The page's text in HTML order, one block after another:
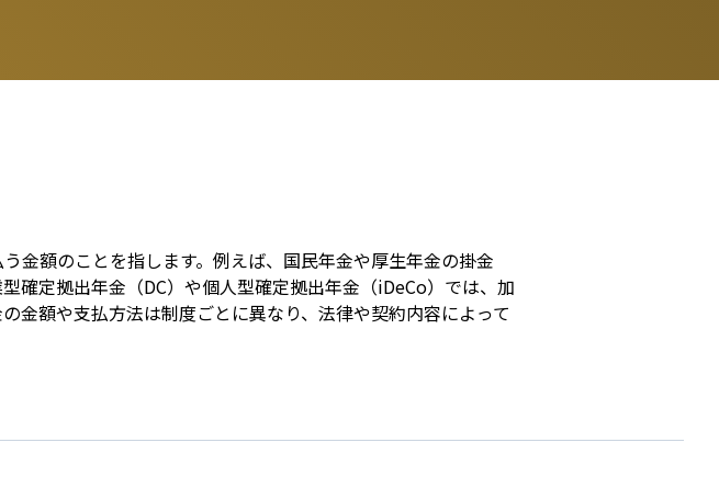
金額のことを指します。例えば、国民年金や厚生年金の掛金
確定拠出年金（DC）や個人型確定拠出年金（iDeCo）では、加
金額や支払方法は制度ごとに異なり、法律や契約内容によって